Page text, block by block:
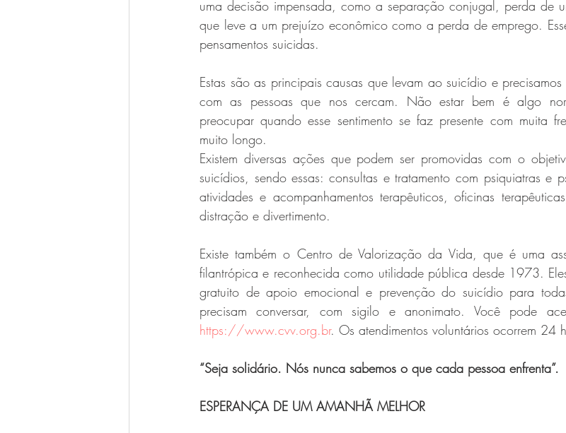
uma decisão impensada, como a separação conjugal, perda de
que leve a um prejuízo econômico como a perda de emprego.
pensamentos suicidas.
Estas são as principais causas que levam ao suicídio e
com as pessoas que nos cercam. Não estar bem é algo
preocupar quando esse sentimento se faz presente com muita
muito longo.
Existem diversas ações que podem ser promovidas com o
suicídios, sendo essas: consultas e tratamento com psiquiatras e
atividades e acompanhamentos terapêuticos, oficinas
distração e divertimento.
Existe também o Centro de Valorização da Vida, que é uma
filantrópica e reconhecida como utilidade pública desde 1973.
gratuito de apoio emocional e prevenção do suicídio para
https://www.cvv.org.br. Os atendimentos voluntários ocorrem 24
“Seja solidário. Nós nunca sabemos o que cada pessoa enfrenta”.
ESPERANÇA DE UM AMANHÃ MELHOR